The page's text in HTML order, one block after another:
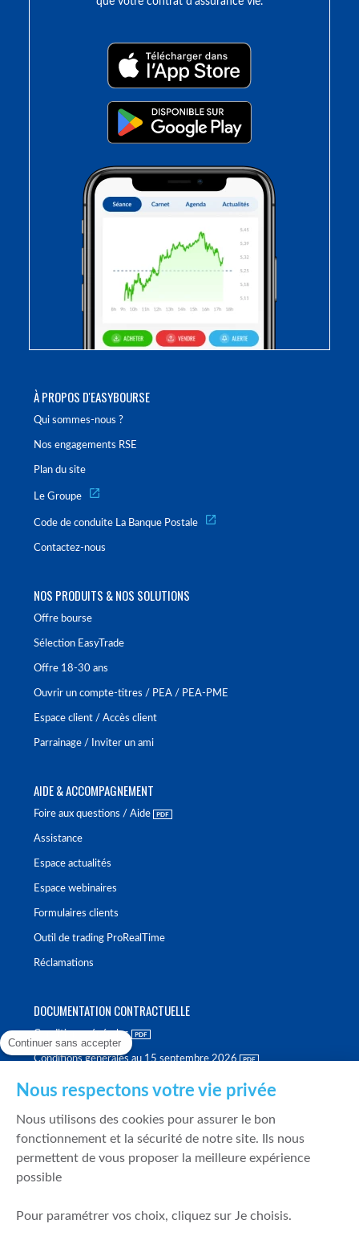
À PROPOS D'EASYBOURSE
Qui sommes-nous ?
Nos engagements RSE
Plan du site
Le Groupe
Code de conduite La Banque Postale
Contactez-nous
NOS PRODUITS & NOS SOLUTIONS
Offre bourse
Sélection EasyTrade
Offre 18-30 ans
Ouvrir un compte-titres / PEA / PEA-PME
Espace client / Accès client
Parrainage / Inviter un ami
AIDE & ACCOMPAGNEMENT
Foire aux questions / Aide
Assistance
Espace actualités
Espace webinaires
Formulaires clients
Outil de trading ProRealTime
Réclamations
DOCUMENTATION CONTRACTUELLE
Conditions générales
Conditions générales au 15 septembre 2026
Politique de meilleure sélection
Politique de durabilité
Fonds de garantie des dépôts et de résolution
Continuer sans accepter
Nous respectons votre vie privée
Nous utilisons des cookies pour assurer le bon
fonctionnement et la sécurité de notre site. Ils nous
permettent de vous proposer la meilleure expérience
possible
Pour paramétrer vos choix, cliquez sur Je choisis.